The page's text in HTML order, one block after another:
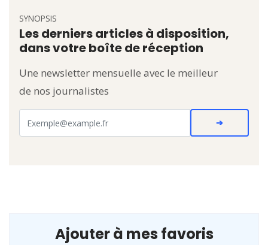
Ajouter à mes favoris
SYNOPSIS
Les derniers articles à disposition,
dans votre boîte de réception
Une newsletter mensuelle avec le meilleur
de nos journalistes